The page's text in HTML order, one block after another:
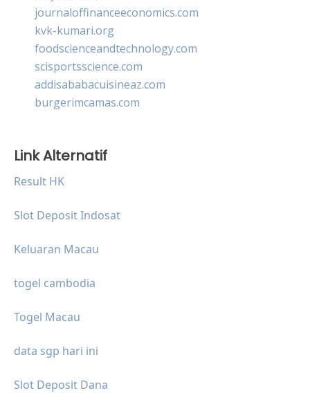
journaloffinanceeconomics.com
kvk-kumari.org
foodscienceandtechnology.com
scisportsscience.com
addisababacuisineaz.com
burgerimcamas.com
Link Alternatif
Result HK
Slot Deposit Indosat
Keluaran Macau
togel cambodia
Togel Macau
data sgp hari ini
Slot Deposit Dana